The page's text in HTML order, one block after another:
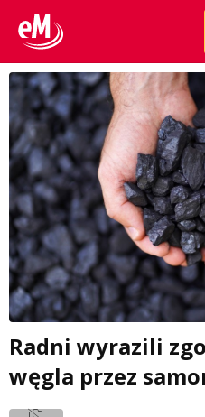
Radni wyrazili
węgla przez